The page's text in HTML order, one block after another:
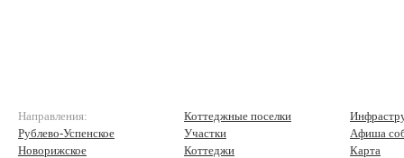
Направления:
Рублево-Успенское
Новорижское
Коттеджные поселки
Участки
Коттеджи
Афиша
Карта